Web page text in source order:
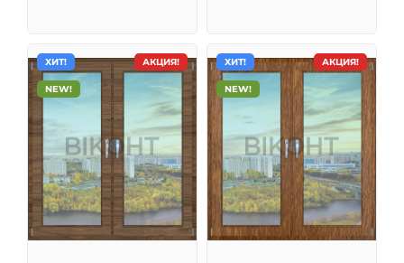
АКЦИЯ!
ХИТ!
NEW!
АКЦИЯ!
ХИТ!
NEW!